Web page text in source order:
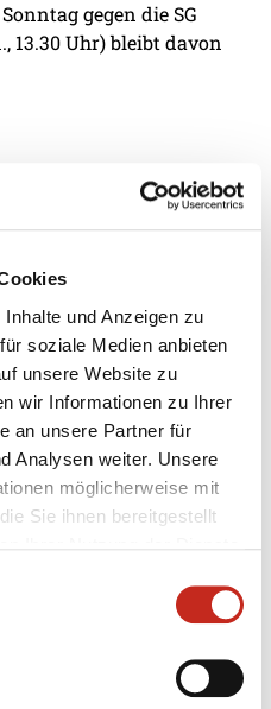
und Anzeigen zu
soziale Medien anbieten
unsere Website zu
wir Informationen zu Ihrer
an unsere Partner für
Analysen weiter. Unsere
möglicherweise mit
Sie ihnen bereitgestellt
gegen die SG
13.30 Uhr) bleibt davon
| pst
League-
Woche haben die Füchse
Meister konnte der
jedoch wertvolle